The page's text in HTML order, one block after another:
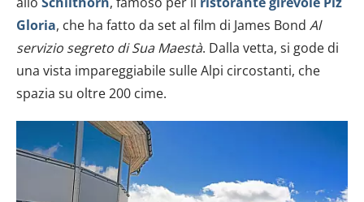
Gloria, che ha fatto da set al film di James Bond Al
servizio segreto di Sua Maestà. Dalla vetta, si gode di
una vista impareggiabile sulle Alpi circostanti, che
spazia su oltre 200 cime.